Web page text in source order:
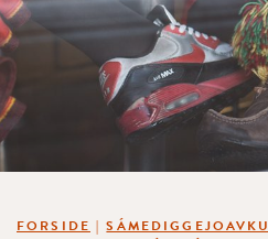
FORSIDE |SÁMEDIGGEJOAVKU